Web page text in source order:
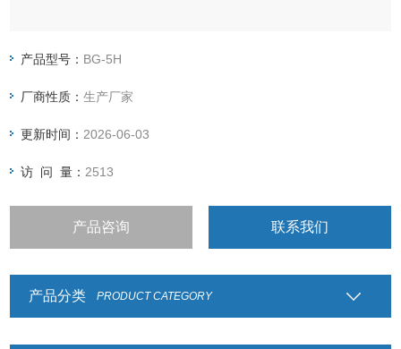
产品型号： BG-5H
厂商性质：生产厂家
更新时间： 2026-06-03
访 问 量： 2513
产品咨询 联系我们
产品分类 PRODUCT CATEGORY